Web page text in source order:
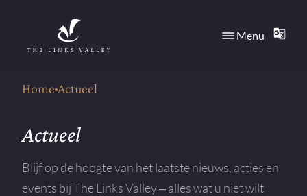
Terug naar de startpagina
Menu
Actueel
Blijf op de hoogte van het laatste nieuws, acties en
events bij The Links Valley – alles wat u niet wilt
Home Actueel